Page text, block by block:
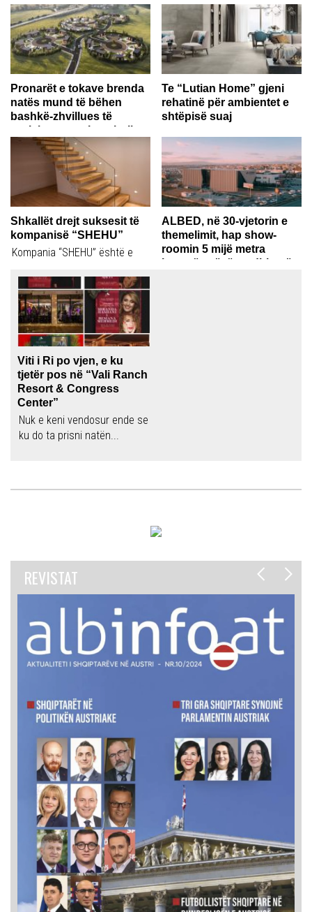
Pronarët e tokave brenda
natës mund të bëhen
bashkë-zhvillues të
projekteve me Instabuilt
Mundësi fantastike për
bashkë-krijim për pronarët e
tokave. Instabuilt për herë...
Te “Lutian Home” gjeni
rehatinë për ambientet e
shtëpisë suaj
“Lutian Home” operon në
tregun kosovar që prej viteve
90` dhe...
Shkallët drejt suksesit të
kompanisë “SHEHU”
Kompania “SHEHU” është e
konsumatorëve zviceranë
sepse...
ALBED, në 30-vjetorin e
themelimit, hap show-
roomin 5 mijë metra
katrorë, më të madhin në
Viti i Ri po vjen, e ku
tjetër pos në “Vali Ranch
Resort & Congress
Center”
Nuk e keni vendosur ende se
ku do ta prisni natën...
REVISTAT
REVISTAT
REVISTAT
REVISTAT
REVISTAT
REVISTAT
REVISTAT
REVISTAT
REVISTAT
REVISTAT